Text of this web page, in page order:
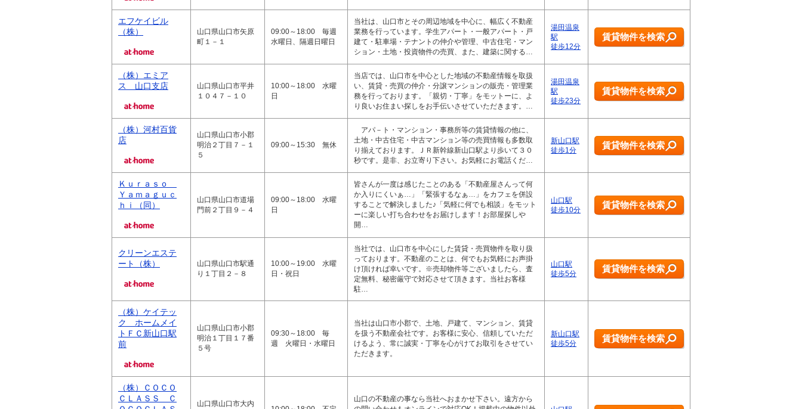
エフケイビル
（株）
山口県山口市矢原
町１－１
09:00～18:00 毎週
水曜日、隔週日曜日
当社は、山口市とその周辺地域を中心に、幅広く不動産
業務を行っています。学生アパート・一般アパート・戸
建て・駐車場・テナントの仲介や管理、中古住宅・マン
ション・土地・投資物件の売買、また、建築に関する…
湯田温泉
駅
徒歩12分
賃貸物件を検索
（株）エミア
ス 山口支店
山口県山口市平井
１０４７－１０
10:00～18:00 水曜
日
当店では、山口市を中心とした地域の不動産情報を取扱
い、賃貸・売買の仲介・分譲マンションの販売・管理業
務を行っております。「親切・丁寧」をモットーに、よ
り良いお住まい探しをお手伝いさせていただきます。…
湯田温泉
駅
徒歩23分
賃貸物件を検索
（株）河村百貨
店
山口県山口市小郡
明治２丁目７－１
５
09:00～15:30 無休
アパ－ト・マンション・事務所等の賃貸情報の他に、
土地・中古住宅・中古マンション等の売買情報も多数取
り揃えております。ＪＲ新幹線新山口駅より歩いて３０
秒です。是非、お立寄り下さい。お気軽にお電話くだ…
新山口駅
徒歩1分
賃貸物件を検索
Ｋｕｒａｓｏ
Ｙａｍａｇｕｃ
ｈｉ（同）
山口県山口市道場
門前２丁目９－４
09:00～18:00 水曜
日
皆さんが一度は感じたことのある「不動産屋さんって何
か入りにくいぁ…」「緊張するなぁ…」をカフェを併設
することで解決しました♪「気軽に何でも相談」をモット
ーに楽しい打ち合わせをお届けします！お部屋探しや
開…
山口駅
徒歩10分
賃貸物件を検索
クリーンエステ
ート（株）
山口県山口市駅通
り１丁目２－８
10:00～19:00 水曜
日・祝日
当社では、山口市を中心にした賃貸・売買物件を取り扱
っております。不動産のことは、何でもお気軽にお声掛
け頂ければ幸いです。※売却物件等ございましたら、査
定無料、秘密厳守で対応させて頂きます。当社お客様
駐…
山口駅
徒歩5分
賃貸物件を検索
（株）ケイテッ
ク ホームメイ
トＦＣ新山口駅
前
山口県山口市小郡
明治１丁目１７番
５号
09:30～18:00 毎
週 火曜日・水曜日
当社は山口市小郡で、土地、戸建て、マンション、賃貸
を扱う不動産会社です。お客様に安心、信頼していただ
けるよう、常に誠実・丁寧を心がけてお取引をさせてい
ただきます。
新山口駅
徒歩5分
賃貸物件を検索
（株）ＣＯＣＯ
ＣＬＡＳＳ Ｃ
山口県山口市大内
山口の不動産の事なら当社へおまかせ下さい。遠方から